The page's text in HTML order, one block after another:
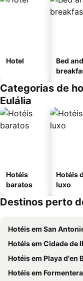
Hotel
Bed and
Categorias de
Eulália
Hotéis
baratos
Hotéis
luxo
Destinos perto
Hotéis em San
Hotéis em Cidade de
Hotéis em Playa d'en
Hotéis em Formentera